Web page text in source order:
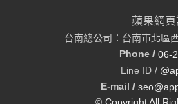
蘋果網
台南總公司：台南市北區
Phone / 06-
Line ID /
E-mail /